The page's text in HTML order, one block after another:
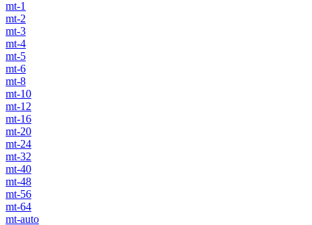
mt-1
mt-2
mt-3
mt-4
mt-5
mt-6
mt-8
mt-10
mt-12
mt-16
mt-20
mt-24
mt-32
mt-40
mt-48
mt-56
mt-64
mt-auto